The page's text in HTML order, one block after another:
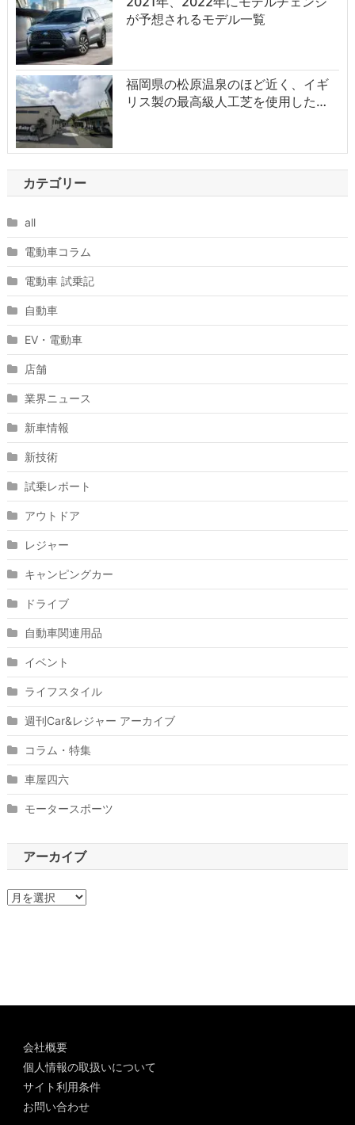
が予想されるモデル一覧
福岡県の松原温泉のほど近く、イギ
リス製の最高級人工芝を使用した…
カテゴリー
all
電動車コラム
電動車 試乗記
自動車
EV・電動車
店舗
業界ニュース
新車情報
新技術
試乗レポート
アウトドア
レジャー
キャンピングカー
ドライブ
自動車関連用品
イベント
ライフスタイル
週刊Car&レジャー アーカイブ
コラム・特集
車屋四六
モータースポーツ
アーカイブ
ア
会社概要
個人情報の取扱いについて
サイト利用条件
お問い合わせ